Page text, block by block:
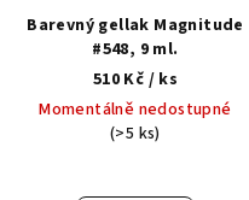
Barevný gellak Magnitude
#548, 9 ml.
510 Kč / ks
Momentálně nedostupné
(>5 ks)